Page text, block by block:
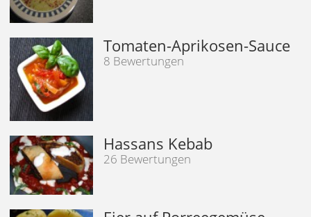
Tomaten-Aprikosen-Sauce
8 Bewertungen
Hassans Kebab
26 Bewertungen